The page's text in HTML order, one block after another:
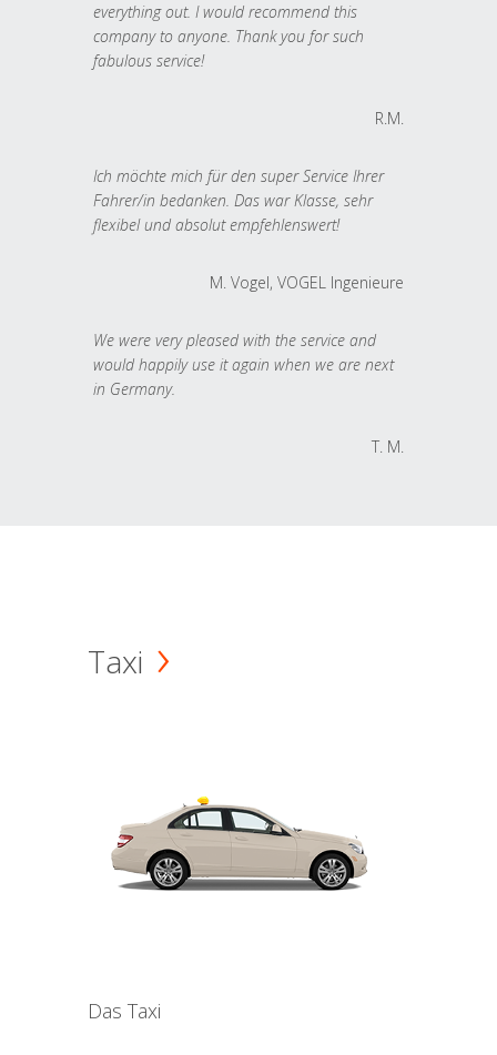
everything out. I would recommend this
company to anyone. Thank you for such
fabulous service!
R.M.
Ich möchte mich für den super Service Ihrer
Fahrer/in bedanken. Das war Klasse, sehr
flexibel und absolut empfehlenswert!
M. Vogel, VOGEL Ingenieure
We were very pleased with the service and
would happily use it again when we are next
in Germany.
T. M.
Taxi
Das Taxi